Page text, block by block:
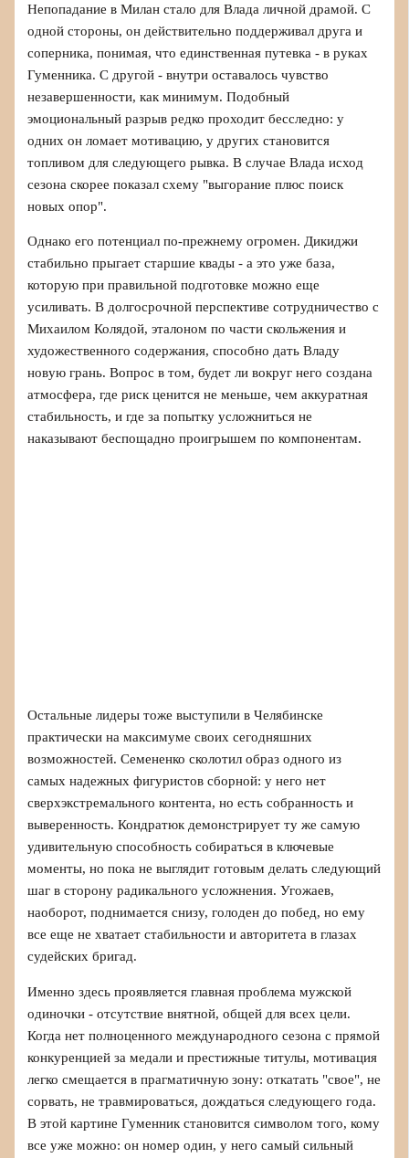
Непопадание в Милан стало для Влада личной драмой. С
одной стороны, он действительно поддерживал друга и
соперника, понимая, что единственная путевка - в руках
Гуменника. С другой - внутри оставалось чувство
незавершенности, как минимум. Подобный
эмоциональный разрыв редко проходит бесследно: у
одних он ломает мотивацию, у других становится
топливом для следующего рывка. В случае Влада исход
сезона скорее показал схему "выгорание плюс поиск
новых опор".
Однако его потенциал по-прежнему огромен. Дикиджи
стабильно прыгает старшие квады - а это уже база,
которую при правильной подготовке можно еще
усиливать. В долгосрочной перспективе сотрудничество с
Михаилом Колядой, эталоном по части скольжения и
художественного содержания, способно дать Владу
новую грань. Вопрос в том, будет ли вокруг него создана
атмосфера, где риск ценится не меньше, чем аккуратная
стабильность, и где за попытку усложниться не
наказывают беспощадно проигрышем по компонентам.
Остальные лидеры тоже выступили в Челябинске
практически на максимуме своих сегодняшних
возможностей. Семененко сколотил образ одного из
самых надежных фигуристов сборной: у него нет
сверхэкстремального контента, но есть собранность и
выверенность. Кондратюк демонстрирует ту же самую
удивительную способность собираться в ключевые
моменты, но пока не выглядит готовым делать следующий
шаг в сторону радикального усложнения. Угожаев,
наоборот, поднимается снизу, голоден до побед, но ему
все еще не хватает стабильности и авторитета в глазах
судейских бригад.
Именно здесь проявляется главная проблема мужской
одиночки - отсутствие внятной, общей для всех цели.
Когда нет полноценного международного сезона с прямой
конкуренцией за медали и престижные титулы, мотивация
легко смещается в прагматичную зону: откатать "свое", не
сорвать, не травмироваться, дождаться следующего года.
В этой картине Гуменник становится символом того, кому
все уже можно: он номер один, у него самый сильный